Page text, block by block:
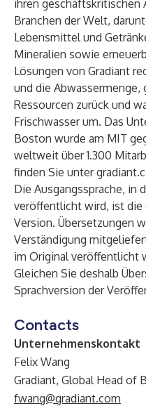
ihren geschäftskritischen
Branchen der Welt,
Lebensmittel und
Mineralien sowie
Lösungen von Gradiant
und die
Ressourcen zurück und
Frischwasser um. Das
Boston wurde am MIT
weltweit über 1.300
finden Sie unter
Die Ausgangssprache, in
veröffentlicht wird, ist
Version. Übersetzungen
Verständigung
im Original veröffentlicht
Gleichen Sie deshalb
Sprachversion der
Contacts
Unternehmenskontakt
Felix Wang
Gradiant, Global Head of
fwang@gradiant.com